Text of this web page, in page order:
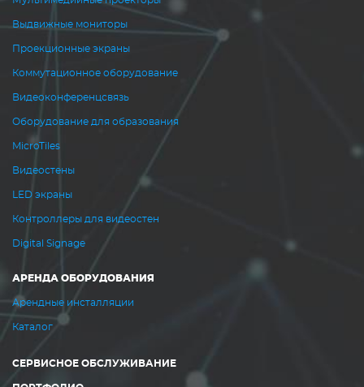
Выдвижные мониторы
Проекционные экраны
Коммутационное оборудование
Видеоконференцсвязь
Оборудование для образования
MicroTiles
Видеостены
LED экраны
Контроллеры для видеостен
Digital Signage
АРЕНДА ОБОРУДОВАНИЯ
Арендные инсталляции
Каталог
СЕРВИСНОЕ ОБСЛУЖИВАНИЕ